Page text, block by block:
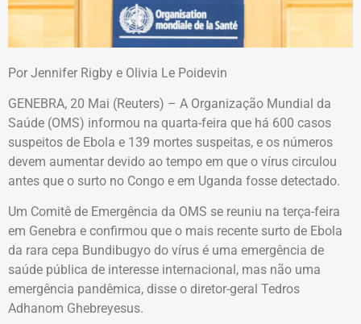
Por Jennifer Rigby e Olivia Le Poidevin
GENEBRA, 20 Mai (Reuters) – A Organização Mundial da
Saúde (OMS) informou na quarta-feira que há 600 casos
suspeitos de Ebola e 139 mortes suspeitas, e os números
devem aumentar devido ao tempo em que o vírus circulou
antes que o surto no Congo e em Uganda fosse detectado.
Um Comitê de Emergência da OMS se reuniu na terça-feira
em Genebra e confirmou que o mais recente surto de Ebola
da rara cepa Bundibugyo do vírus é uma emergência de
saúde pública de interesse internacional, mas não uma
emergência pandêmica, disse o diretor-geral Tedros
Adhanom Ghebreyesus.